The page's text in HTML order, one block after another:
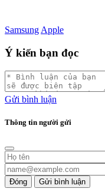
Samsung Apple
Ý kiến bạn đọc
Gửi bình luận
Thông tin người gửi
Đóng Gửi bình luận